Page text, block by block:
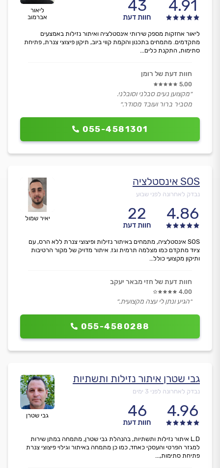
ליאור
אברמוב
4.91
43
חוות דעת
055-4581301
ליאור אחזקות מספק שירותי אינסטלציה ואיתור נזילות באמצעים
מתקדמים. מתמחים בתכנון והקמת קווי ביוב, תיקון פיצוצי צנרת, פתיחת
סתימות, התקנת כלים...
חוות דעת של רומן
5.00
״מקצוען נעים סבלני וסובלני.
מסביר ברור ועובד מסודר.״
יאיר שמול
SOS אינסטלציה
נבדק לאחרונה לפני שבוע
4.86
22
חוות דעת
055-4580288
SOS אינסטלציה, מתמחים באיתור נזילות ופיצוצי צנרת ללא הרס, עם
ציוד מתקדם כמו מצלמה תרמית וגז. איתור מדויק של מקור הרטיבות
ותיקון מקצועי כולל...
חוות דעת של חזי מבאר יעקב
4.00
״הגיע ונתן לי עצה מקצועית.״
גבי שטרן
גבי שטרן איתור נזילות ותשתיות
נבדק לאחרונה לפני 3 ימים
4.96
46
חוות דעת
L.D איתור נזילות ותשתיות, בהנהלת גבי שטרן, מתמחה במתן שירות
למגזר הפרטי והעסקי כאחד, כמו כן מתמחה באיתור וגילוי פיצוצי צנרת
פתיחת סתימות,...